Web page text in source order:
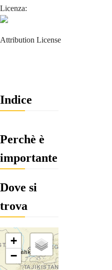
Licenza:
Attribution License
Indice
Perchè è
importante
Dove si
trova